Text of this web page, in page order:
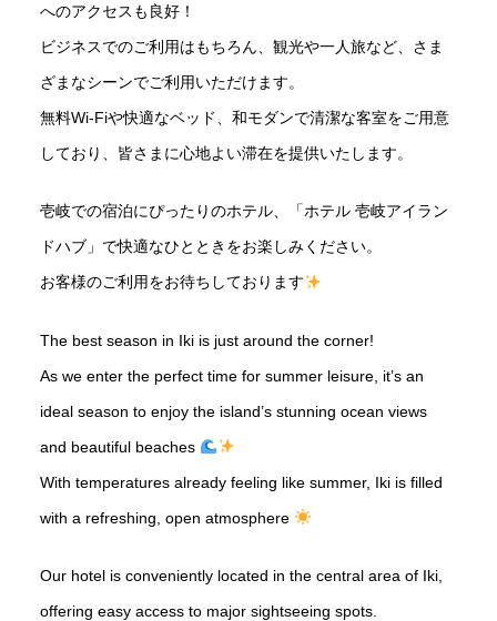
へのアクセスも良好！
ビジネスでのご利用はもちろん、観光や一人旅など、さま
ざまなシーンでご利用いただけます。
無料Wi-Fiや快適なベッド、和モダンで清潔な客室をご用意
しており、皆さまに心地よい滞在を提供いたします。
壱岐での宿泊にぴったりのホテル、「ホテル 壱岐アイラン
ドハブ」で快適なひとときをお楽しみください。
お客様のご利用をお待ちしております
The best season in Iki is just around the corner!
As we enter the perfect time for summer leisure, it’s an
ideal season to enjoy the island’s stunning ocean views
and beautiful beaches
With temperatures already feeling like summer, Iki is filled
with a refreshing, open atmosphere
Our hotel is conveniently located in the central area of Iki,
offering easy access to major sightseeing spots.